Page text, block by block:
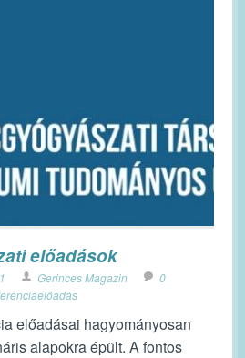
előadások
Gerinces Magazin
0
előadásai hagyományosan
alapokra épült. A fontos